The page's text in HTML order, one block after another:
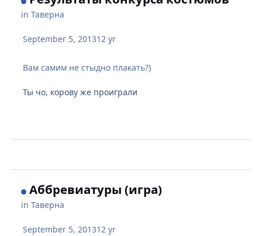
inТаверна
September 5, 201312 yr
Вам самим не стыдно плакать?)
Ты чо, корову же проиграли
Аббревиатуры (игра)
inТаверна
September 5, 201312 yr